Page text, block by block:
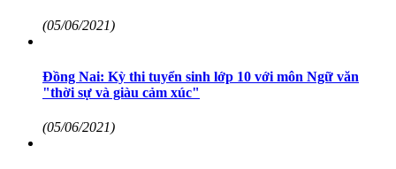
(05/06/2021)
Đồng Nai: Kỳ thi tuyển sinh lớp 10 với môn Ngữ văn
"thời sự và giàu cảm xúc"
(05/06/2021)